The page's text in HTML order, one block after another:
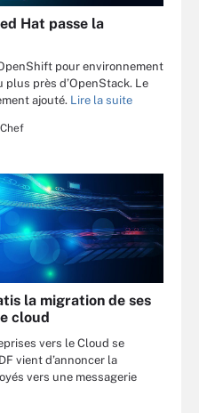
Hat passe la
pour environnement
près d’OpenStack. Le
ajouté. Lire la suite
la migration de ses
cloud
vers le Cloud se
vient d’annoncer la
vers une messagerie